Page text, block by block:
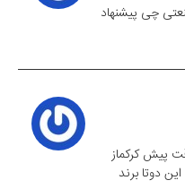
چی پیشنهاد
پیش کرکماز
دوتا برند